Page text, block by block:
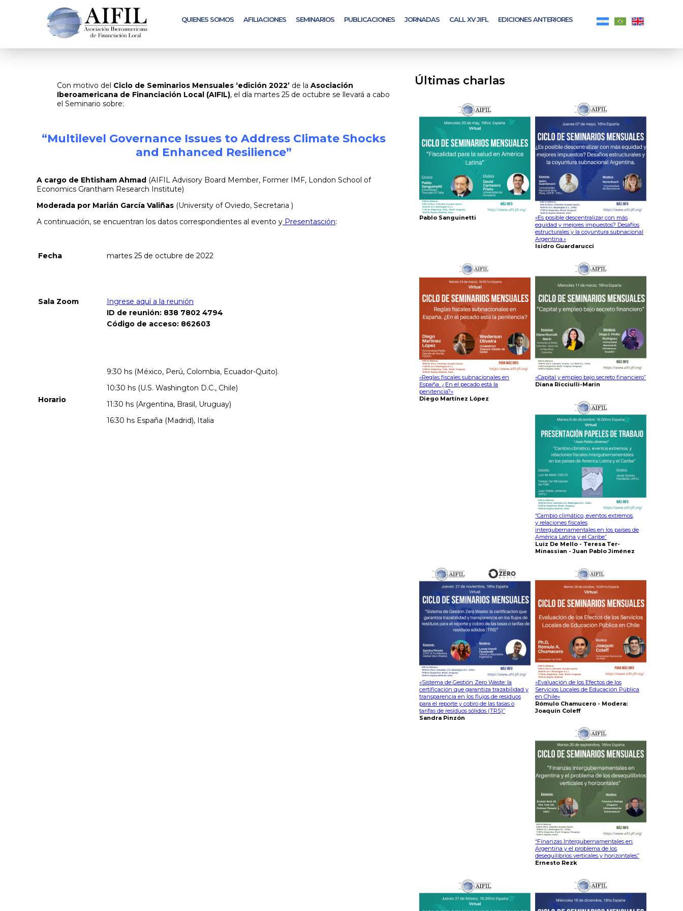
QUIENES SOMOS AFILIACIONES SEMINARIOS PUBLICACIONES JORNADAS CALL XV JIFL EDICIONES ANTERIORES
Últimas charlas
Pablo Sanguinetti
«Es posible descentralizar con más
equidad y mejores impuestos? Desafíos
estructurales y la coyuntura subnacional
Argentina.»
Isidro Guardarucci
«Reglas fiscales subnacionales en
España. ¿En el pecado está la
penitencia?»
Diego Martínez López
«Capital y empleo bajo secreto financiero”
Diana Ricciulli-Marin
“Cambio climático, eventos extremos,
y relaciones fiscales
intergubernamentales en los países de
América Latina y el Caribe”
Luiz De Mello - Teresa Ter-
Minassian - Juan Pablo Jiménez
«Sistema de Gestión Zero Waste: la
certificación que garantiza trazabilidad y
transparencia en los flujos de residuos
para el reporte y cobro de las tasas o
tarifas de residuos sólidos (TRS)”
Sandra Pinzón
«Evaluación de los Efectos de los
Servicios Locales de Educación Pública
en Chile»
Rómulo Chamucero - Modera:
Joaquín Coleff
“Finanzas Intergubernamentales en
Argentina y el problema de los
desequilibrios verticales y horizontales”
Ernesto Rezk
Con motivo del Ciclo de Seminarios Mensuales ‘edición 2022’ de la Asociación
Iberoamericana de Financiación Local (AIFIL), el día martes 25 de octubre se llevará a cabo
el Seminario sobre:
“Multilevel Governance Issues to Address Climate Shocks
and Enhanced Resilience”
A cargo de Ehtisham Ahmad (AIFIL Advisory Board Member, Former IMF, London School of
Economics Grantham Research Institute)
Moderada por Marián García Valiñas (University of Oviedo, Secretaria )
A continuación, se encuentran los datos correspondientes al evento y Presentasción:
Fecha martes 25 de octubre de 2022
Sala Zoom
Ingrese aquí a la reunión
ID de reunión: 838 7802 4794
Código de acceso: 862603
Horario
9:30 hs (México, Perú, Colombia, Ecuador-Quito).
10:30 hs (U.S. Washington D.C., Chile)
11:30 hs (Argentina, Brasil, Uruguay)
16:30 hs España (Madrid), Italia